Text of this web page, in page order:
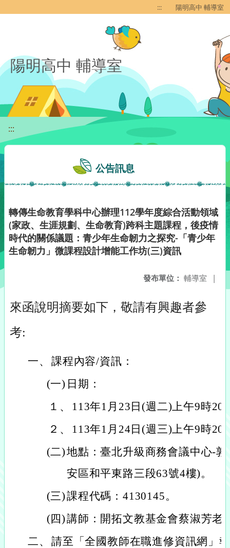
::: 陽明高中 輔導室
陽明高中 輔導室
:::
公告訊息
轉傳生命教育學科中心辦理112學年度綜合活動領域
(家政、生涯規劃、生命教育)跨科主題課程，後疫情
時代的關係議題：青少年生命韌力之探究-「青少年
生命韌力」微課程設計增能工作坊(三)資訊
發布單位： 輔導室 |
來函說明摘要如下，敬請有興趣者參
考:
一、 課程內容/資訊：
(一) 日期：
１、
113年1月23日(週二)上午9時20
２、
113年1月24日(週三)上午9時20
(二)地點：臺北升級商務會議中心-
安區和平東路三段63號4樓)。
(三)課程代碼：4130145。
(四)講師：開拓文教基金會蔡淑芳老
二、 請至「全國教師在職進修資訊網」